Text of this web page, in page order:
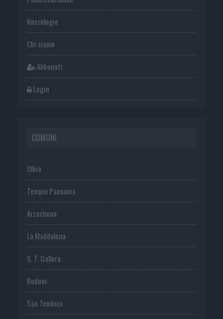
Necrologie
Chi siamo
Abbonati
Login
COMUNI
Olbia
Tempio Pausania
Arzachena
La Maddalena
S. T. Gallura
Budoni
San Teodoro